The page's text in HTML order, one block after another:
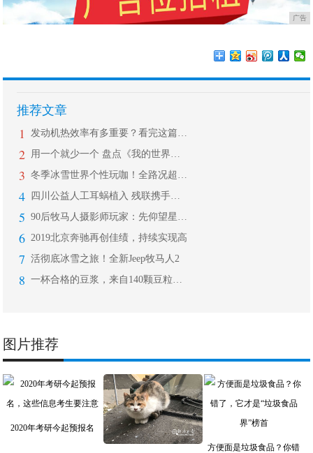
广告
推荐文章
1 发动机热效率有多重要？看完这篇让你秒
2 用一个就少一个 盘点《我的世界》里放
3 冬季冰雪世界个性玩咖！全路况超驾趣全
4 四川公益人工耳蜗植入 残联携手成都民
5 90后牧马人摄影师玩家：先仰望星空，
6 2019北京奔驰再创佳绩，持续实现高
7 活彻底冰雪之旅！全新Jeep牧马人2
8 一杯合格的豆浆，来自140颗豆粒的臻
图片推荐
2020年考研今起预报名
方便面是垃圾食品？你错